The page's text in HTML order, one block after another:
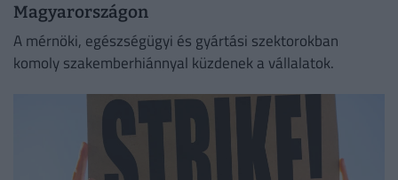
Magyarországon
A mérnöki, egészségügyi és gyártási szektorokban
komoly szakemberhiánnyal küzdenek a vállalatok.